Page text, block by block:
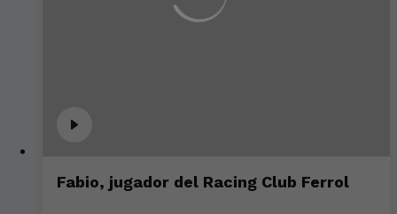
Fabio, jugador del Racing Club Ferrol